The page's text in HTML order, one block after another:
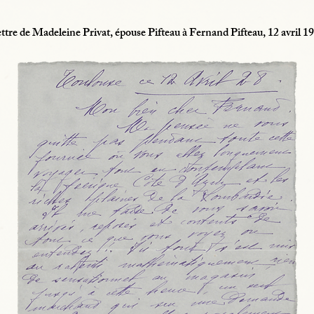
de Madeleine Privat, épouse Pifteau à Fernand Pifteau, 12 avril